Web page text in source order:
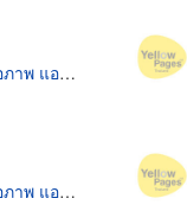
แอลอีดี
แอลอีดี